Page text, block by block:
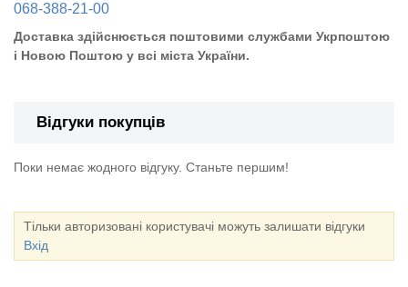
068-388-21-00
Доставка здійснюється поштовими службами Укрпоштою
і Новою Поштою у всі міста України.
Відгуки покупців
Поки немає жодного відгуку. Станьте першим!
Тільки авторизовані користувачі можуть залишати відгуки
Вхід